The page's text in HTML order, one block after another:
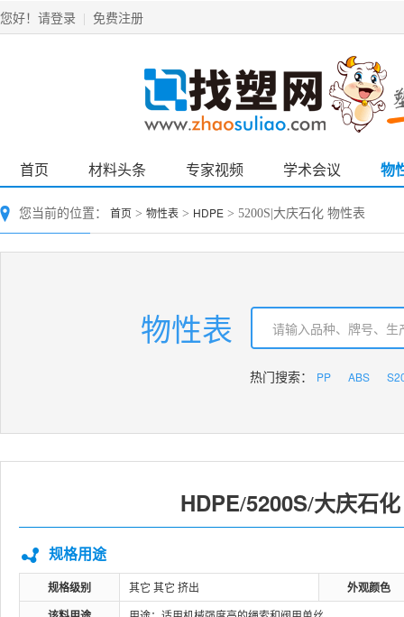
您好！ 请登录 免费注册
首页 材料头条 专家视频 学术会议 物
您当前的位置： 首页 > 物性表 > HDPE > 5200S|大庆石化 物性表
物性表
热门搜索： PP ABS
HDPE/5200S/大庆石化
规格用途
规格级别 其它 其它 挤出
外观颜色